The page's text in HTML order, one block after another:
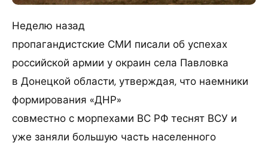
Неделю назад
пропагандистские СМИ писали об успехах
российской армии у окраин села Павловка
в Донецкой области, утверждая, что наемники
формирования «ДНР»
совместно с морпехами ВС РФ теснят ВСУ и
уже заняли большую часть населенного